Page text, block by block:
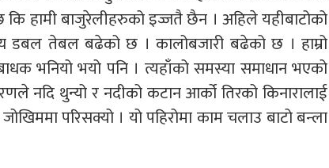
कि हामी बाजुरेलीहरुको इज्जतै छैन । अहिले यहीबाटोको
डबल तेबल बढेको छ । कालोबजारी बढेको छ । हाम्रो
भनियो भयो पनि । त्यहाँको समस्या समाधान भएको
नदि थुन्यो र नदीको कटान आर्को तिरको किनारालाई
परिसक्यो । यो पहिरोमा काम चलाउ बाटो बन्ला